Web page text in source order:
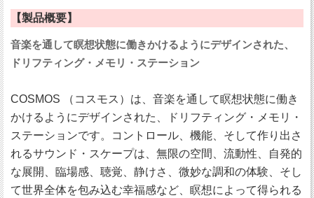
【製品概要】
音楽を通して瞑想状態に働きかけるようにデザインされた、
ドリフティング・メモリ・ステーション
COSMOS （コスモス）は、音楽を通して瞑想状態に働き
かけるようにデザインされた、ドリフティング・メモリ・
ステーションです。コントロール、機能、そして作り出さ
れるサウンド・スケープは、無限の空間、流動性、自発的
な展開、臨場感、聴覚、静けさ、微妙な調和の体験、そし
て世界全体を包み込む幸福感など、瞑想によって得られる